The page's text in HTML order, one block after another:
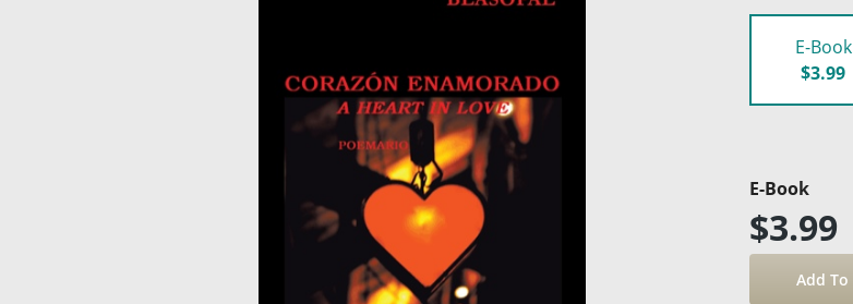
E-Book
$3.99
E-Book
$3.99